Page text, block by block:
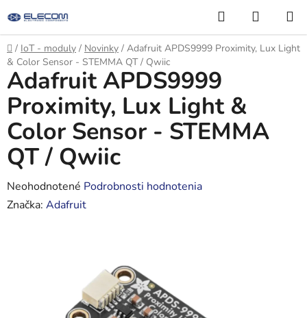
na
obsah
Hľadať
KOŠÍK
Domov
/ IoT - moduly / Novinky / Adafruit APDS9999 Proximity, Lux Light
& Color Sensor - STEMMA QT / Qwiic
Adafruit APDS9999
Proximity, Lux Light &
Color Sensor - STEMMA
QT / Qwiic
Priemerné
hodnotenie
Neohodnotené Podrobnosti hodnotenia
Značka: Adafruit